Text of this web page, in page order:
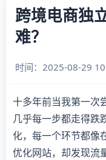
跨境电商独
难？
时间：2025-08-29
十多年前当我第一次
几乎每一步都走得跌
化，每一个环节都像
优化网站，却发现流